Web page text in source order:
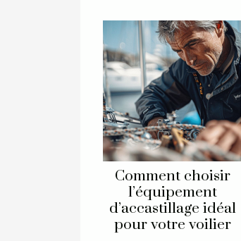
Comment choisir
l’équipement
d’accastillage idéal
pour votre voilier